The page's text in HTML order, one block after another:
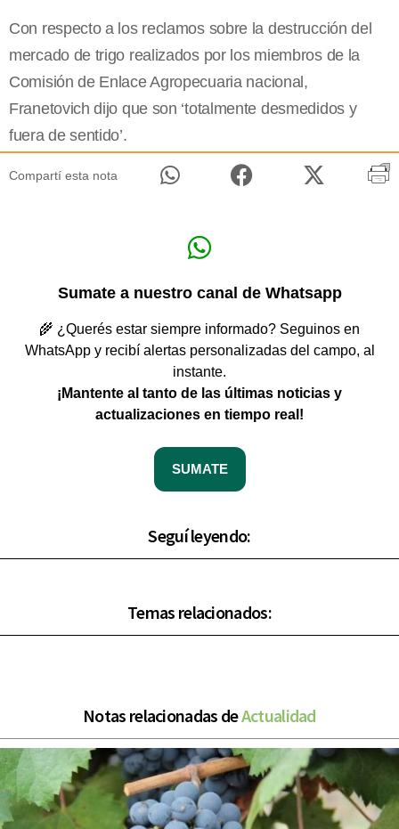
Con respecto a los reclamos sobre la destrucción del
mercado de trigo realizados por los miembros de la
Comisión de Enlace Agropecuaria nacional,
Franetovich dijo que son ‘totalmente desmedidos y
fuera de sentido’.
Compartí esta nota
Sumate a nuestro canal de Whatsapp
🌾 ¿Querés estar siempre informado? Seguinos en
WhatsApp y recibí alertas personalizadas del campo, al
instante.
¡Mantente al tanto de las últimas noticias y
actualizaciones en tiempo real!
SUMATE
Seguí leyendo:
Temas relacionados:
Notas relacionadas deActualidad